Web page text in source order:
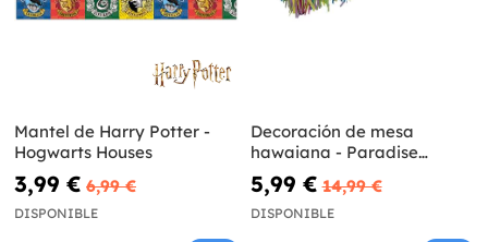
Mantel de Harry Potter -
Hogwarts Houses
3,99 € 6,99 €
DISPONIBLE
Decoración de mesa
hawaiana - Paradise
Collection
5,99 € 14,99 €
DISPONIBLE